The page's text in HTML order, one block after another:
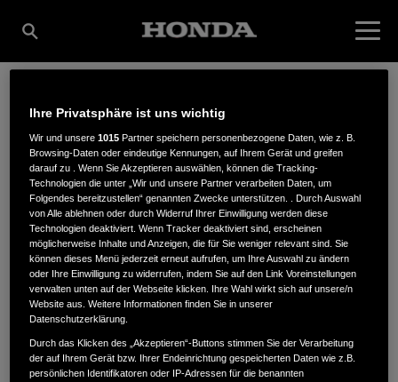
KLAUS BÄRMANN
GMBH
Grossmattenstraße 3,79219,Staufen i. Breisgau
ANFAHRTSBESCHREIBUNG ANFORDERN
Ihre Privatsphäre ist uns wichtig
Wir und unsere1015 Partner speichern personenbezogene Daten, wie z. B.
Browsing-Daten oder eindeutige Kennungen, auf Ihrem Gerät und greifen
darauf zu . Wenn Sie Akzeptieren auswählen, können die Tracking-
Technologien die unter „Wir und unsere Partner verarbeiten Daten, um
Folgendes bereitzustellen“ genannten Zwecke unterstützen. . Durch Auswahl
von Alle ablehnen oder durch Widerruf Ihrer Einwilligung werden diese
Technologien deaktiviert. Wenn Tracker deaktiviert sind, erscheinen
möglicherweise Inhalte und Anzeigen, die für Sie weniger relevant sind. Sie
können dieses Menü jederzeit erneut aufrufen, um Ihre Auswahl zu ändern
oder Ihre Einwilligung zu widerrufen, indem Sie auf den Link Voreinstellungen
verwalten unten auf der Webseite klicken. Ihre Wahl wirkt sich auf unsere/n
Website aus. Weitere Informationen finden Sie in unserer
Datenschutzerklärung.
Durch das Klicken des „Akzeptieren“-Buttons stimmen Sie der Verarbeitung
der auf Ihrem Gerät bzw. Ihrer Endeinrichtung gespeicherten Daten wie z.B.
persönlichen Identifikatoren oder IP-Adressen für die benannten